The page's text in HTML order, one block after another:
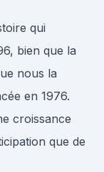
qui
bien que la
nous la
en 1976.
croissance
que de